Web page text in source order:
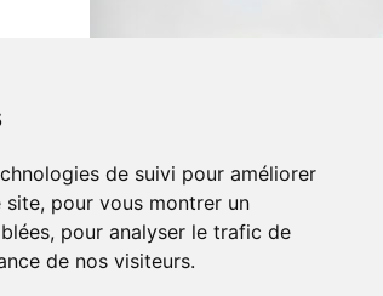
de suivi pour améliorer
pour vous montrer un
pour analyser le trafic de
de nos visiteurs.